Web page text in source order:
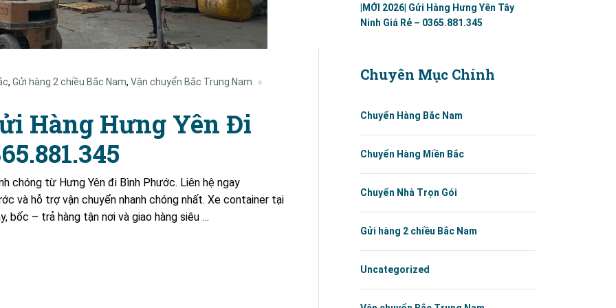
, Gửi hàng 2 chiều Bắc Nam, Vận chuyển Bắc Trung Nam
Hàng Hưng Yên Đi
chóng từ Hưng Yên đi Bình Phước. Liên hệ ngay
và hỗ trợ vận chuyển nhanh chóng nhất. Xe container tại
bốc – trả hàng tận nơi và giao hàng siêu …
|MỚI 2026| Gửi Hàng Hưng Yên Tây
Ninh Giá Rẻ – 0365.881.345
Chuyên Mục Chính
Chuyển Hàng Bắc Nam
Chuyển Hàng Miền Bắc
Chuyển Nhà Trọn Gói
Gửi hàng 2 chiều Bắc Nam
Uncategorized